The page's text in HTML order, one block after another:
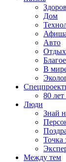
Дом
Авто
В
80
Люди
Знай
Точка
Между тем